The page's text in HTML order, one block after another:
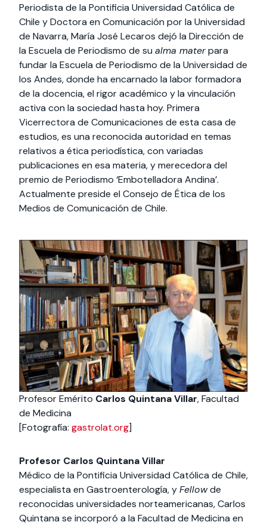
Periodista de la Pontificia Universidad Católica de
Chile y Doctora en Comunicación por la Universidad
de Navarra, María José Lecaros dejó la Dirección de
la Escuela de Periodismo de su alma materpara
fundar la Escuela de Periodismo de la Universidad de
los Andes, donde ha encarnado la labor formadora
de la docencia, el rigor académico y la vinculación
activa con la sociedad hasta hoy. Primera
Vicerrectora de Comunicaciones de esta casa de
estudios, es una reconocida autoridad en temas
relativos a ética periodística, con variadas
publicaciones en esa materia, y merecedora del
premio de Periodismo ‘Embotelladora Andina’.
Actualmente preside el Consejo de Ética de los
Medios de Comunicación de Chile.
Profesor Emérito Carlos Quintana Villar, Facultad
de Medicina
[Fotografía: gastrolat.org]
Profesor Carlos Quintana Villar
Médico de la Pontificia Universidad Católica de Chile,
especialista en Gastroenterología, yFellowde
reconocidas universidades norteamericanas, Carlos
Quintana se incorporó a la Facultad de Medicina en